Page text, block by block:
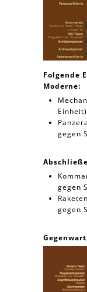
Folgende
Moderne:
gegen
gegen
gegen